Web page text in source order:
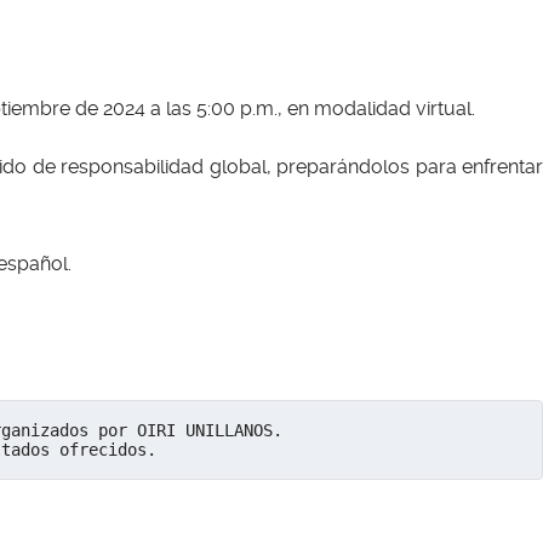
de 2024 a las 5:00 p.m., en modalidad virtual.
de responsabilidad global, preparándolos para enfrentar
por OIRI UNILLANOS.
ofrecidos.